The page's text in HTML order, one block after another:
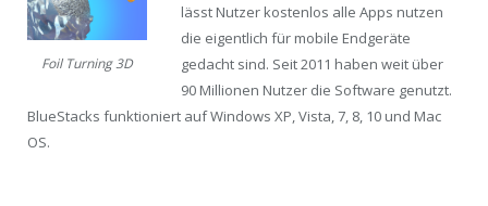
Foil Turning 3D
lässt Nutzer kostenlos alle Apps nutzen
die eigentlich für mobile Endgeräte
gedacht sind. Seit 2011 haben weit über
90 Millionen Nutzer die Software genutzt.
BlueStacks funktioniert auf Windows XP, Vista, 7, 8, 10 und Mac
OS.